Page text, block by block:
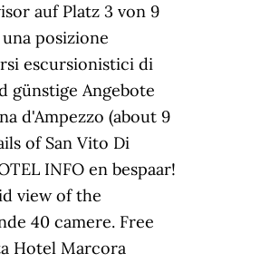
auf Platz 3 von 9
posizione
escursionistici di
günstige Angebote
d'Ampezzo (about 9
of San Vito Di
INFO en bespaar!
view of the
40 camere. Free
Hotel Marcora